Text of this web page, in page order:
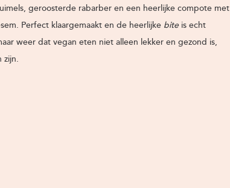
geroosterde rabarber en een heerlijke compote met
Perfect klaargemaakt en de heerlijke biteis echt
weer dat vegan eten niet alleen lekker en gezond is,
zijn.